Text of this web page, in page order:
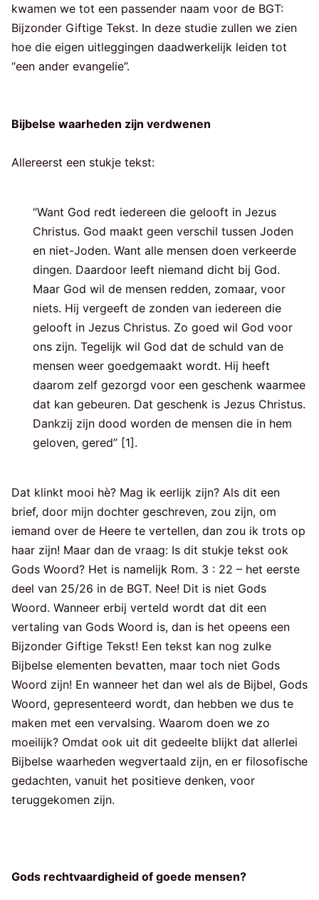
kwamen we tot een passender naam voor de BGT:
Bijzonder Giftige Tekst. In deze studie zullen we zien
hoe die eigen uitleggingen daadwerkelijk leiden tot
“een ander evangelie”.
Bijbelse waarheden zijn verdwenen
Allereerst een stukje tekst:
“Want God redt iedereen die gelooft in Jezus
Christus. God maakt geen verschil tussen Joden
en niet-Joden. Want alle mensen doen verkeerde
dingen. Daardoor leeft niemand dicht bij God.
Maar God wil de mensen redden, zomaar, voor
niets. Hij vergeeft de zonden van iedereen die
gelooft in Jezus Christus. Zo goed wil God voor
ons zijn. Tegelijk wil God dat de schuld van de
mensen weer goedgemaakt wordt. Hij heeft
daarom zelf gezorgd voor een geschenk waarmee
dat kan gebeuren. Dat geschenk is Jezus Christus.
Dankzij zijn dood worden de mensen die in hem
geloven, gered” [1].
Dat klinkt mooi hè? Mag ik eerlijk zijn? Als dit een
brief, door mijn dochter geschreven, zou zijn, om
iemand over de Heere te vertellen, dan zou ik trots op
haar zijn! Maar dan de vraag: Is dit stukje tekst ook
Gods Woord? Het is namelijk Rom. 3 : 22 – het eerste
deel van 25/26 in de BGT. Nee! Dit is niet Gods
Woord. Wanneer erbij verteld wordt dat dit een
vertaling van Gods Woord is, dan is het opeens een
Bijzonder Giftige Tekst! Een tekst kan nog zulke
Bijbelse elementen bevatten, maar toch niet Gods
Woord zijn! En wanneer het dan wel als de Bijbel, Gods
Woord, gepresenteerd wordt, dan hebben we dus te
maken met een vervalsing. Waarom doen we zo
moeilijk? Omdat ook uit dit gedeelte blijkt dat allerlei
Bijbelse waarheden wegvertaald zijn, en er filosofische
gedachten, vanuit het positieve denken, voor
teruggekomen zijn.
Gods rechtvaardigheid of goede mensen?